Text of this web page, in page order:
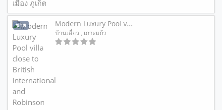
ขาย Modern Luxury Pool v...
บ้านเดี่ยว , เกาะแก้ว